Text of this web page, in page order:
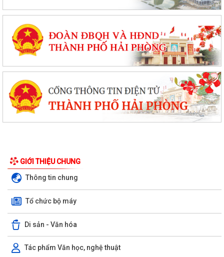
GIỚI THIỆU CHUNG
Thông tin chung
Tổ chức bộ máy
Di sản - Văn hóa
Tác phẩm Văn học, nghệ thuật